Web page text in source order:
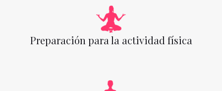
Preparación para la actividad física